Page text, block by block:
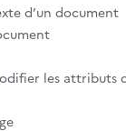
d’un document
les attributs